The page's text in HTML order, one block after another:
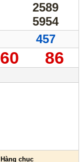
2589
5954
457
60 86